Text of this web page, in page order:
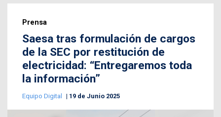
Prensa
Saesa tras formulación de cargos
de la SEC por restitución de
electricidad: “Entregaremos toda
la información”
Equipo Digital 19 de Junio 2025